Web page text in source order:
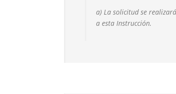
a) La solicitud se
a esta Instrucción.